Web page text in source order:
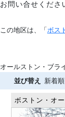
お問い合せくださ
この地区は、「ボス
オールストン・ブラ
並び替え
新着順
ボストン・オ